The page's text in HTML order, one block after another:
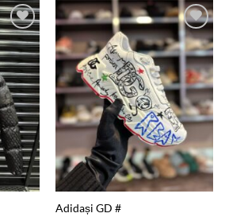
Add to
wishlist
Add to
wishlist
Adidași GD #